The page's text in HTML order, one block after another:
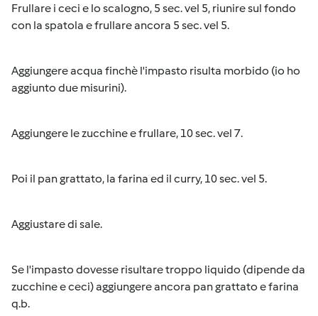
Frullare i ceci e lo scalogno, 5 sec. vel 5, riunire sul fondo
con la spatola e frullare ancora 5 sec. vel 5.
Aggiungere acqua finchè l'impasto risulta morbido (io ho
aggiunto due misurini).
Aggiungere le zucchine e frullare, 10 sec. vel 7.
Poi il pan grattato, la farina ed il curry, 10 sec. vel 5.
Aggiustare di sale.
Se l'impasto dovesse risultare troppo liquido (dipende da
zucchine e ceci) aggiungere ancora pan grattato e farina
q.b.